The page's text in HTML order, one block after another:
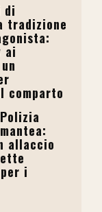
di
tradizione
ai
comparto
allaccio
i